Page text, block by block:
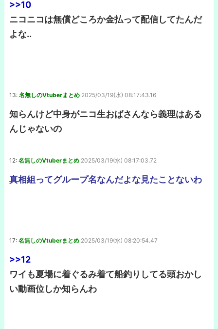
>>10
ニコニコは無償どころか金払って配信してたんだ
よな..
13: 名無しのVtuberまとめ 2025/03/19(水) 08:17:43.16
知らんけど中身がニコ生おばさんなら義理はある
んじゃないの
12: 名無しのVtuberまとめ 2025/03/19(水) 08:17:03.72
真相組ってグループ名なんだよな見たことないわ
17: 名無しのVtuberまとめ 2025/03/19(水) 08:20:54.47
>>12
ワイも夏場に着ぐるみ着て船釣りしてる頭おかし
い動画位しか知らんわ